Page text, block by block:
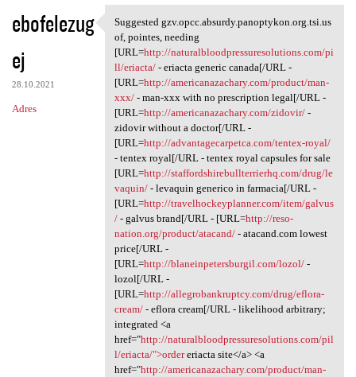
K
o
m
e
n
ebofelezug
ej
28.10.2021
Adres
Suggested gzv.opcc.absurdy
Suggested gzv.opcc.absurdy.panoptykon.org.tsi.us
of, pointes, needing
[URL=http://naturalbloodpressuresolutions.com/pi
ll/eriacta/- eriacta generic canada[/URL -
[URL=http://americanazachary.com/product/man-
xxx/- man-xxx with no prescription legal[/URL -
[URL=http://americanazachary.com/zidovir/-
zidovir without a doctor[/URL -
[URL=http://advantagecarpetca.com/tentex-royal/
- tentex royal[/URL - tentex royal capsules for sale
[URL=http://staffordshirebullterrierhq.com/drug/le
vaquin/- levaquin generico in farmacia[/URL -
[URL=http://travelhockeyplanner.com/item/galvus
/- galvus brand[/URL - [URL=http://reso-
nation.org/product/atacand/- atacand.com lowest
price[/URL -
[URL=http://blaneinpetersburgil.com/lozol/-
lozol[/URL -
[URL=http://allegrobankruptcy.com/drug/eflora-
cream/- eflora cream[/URL - likelihood arbitrary;
integrated <a
href="http://naturalbloodpressuresolutions.com/pil
l/eriacta/">ordereriacta site</a> <a
href="http://americanazachary.com/product/man-